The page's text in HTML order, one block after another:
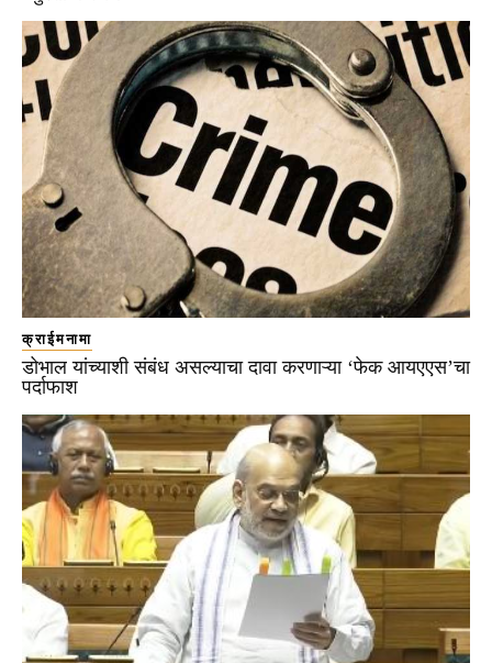
क्राईमनामा
डोभाल यांच्याशी संबंध असल्याचा दावा करणाऱ्या ‘फेक आयएएस’चा
पर्दाफाश